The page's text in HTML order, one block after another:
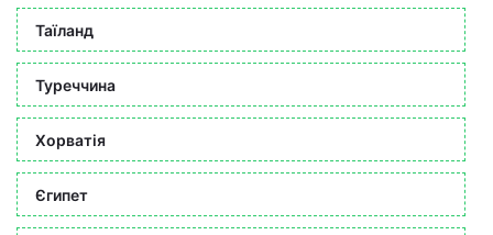
Таїланд
Туреччина
Хорватія
Єгипет